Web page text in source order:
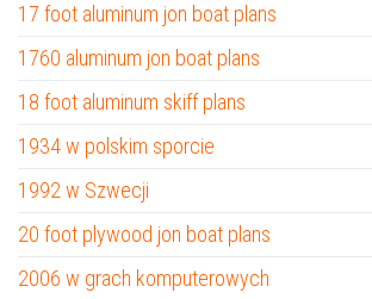
17 foot aluminum jon boat plans
1760 aluminum jon boat plans
18 foot aluminum skiff plans
1934 w polskim sporcie
1992 w Szwecji
20 foot plywood jon boat plans
2006 w grach komputerowych